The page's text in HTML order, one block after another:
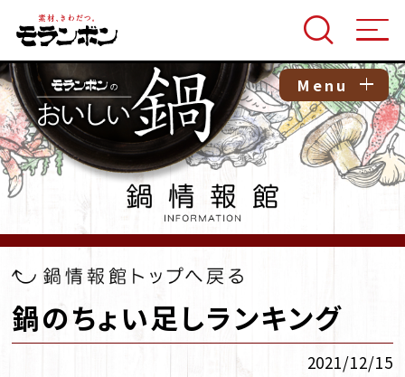
Menu
鍋のちょい足しランキング
2021/12/15